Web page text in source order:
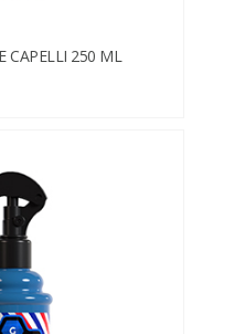
CAPELLI 250 ML